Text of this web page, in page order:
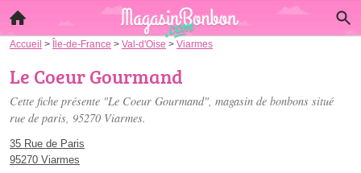
Accueil > Île-de-France > Val-d'Oise > Viarmes
Le Coeur Gourmand
Cette fiche présente "Le Coeur Gourmand", magasin de bonbons situé
rue de paris, 95270 Viarmes.
35 Rue de Paris
95270 Viarmes